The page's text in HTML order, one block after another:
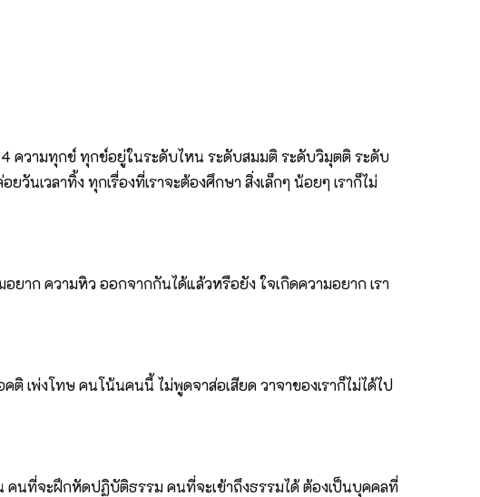
ความทุกข์ ทุกข์อยู่ในระดับไหน ระดับสมมติ ระดับวิมุตติ ระดับ
เวลาทิ้ง ทุกเรื่องที่เราจะต้องศึกษา สิ่งเล็กๆ น้อยๆ เราก็ไม่
ยาก ความหิว ออกจากกันได้แล้วหรือยัง ใจเกิดความอยาก เรา
ติ เพ่งโทษ คนโน้นคนนี้ ไม่พูดจาส่อเสียด วาจาของเราก็ไม่ได้ไป
คนที่จะฝึกหัดปฏิบัติธรรม คนที่จะเข้าถึงธรรมได้ ต้องเป็นบุคคลที่